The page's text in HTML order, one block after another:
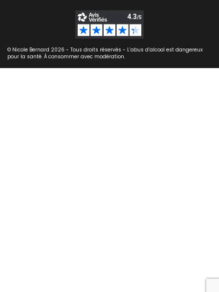
© Nicole Bernard 2026 - Tous droits réservés - L’abus d’alcool est dangereux
pour la santé. À consommer avec modération.